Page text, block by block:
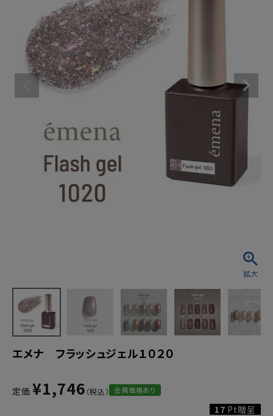
エメナ フラッシュジェル１０２０
定価 ¥1,746 会員価格あり
17 Pt贈呈